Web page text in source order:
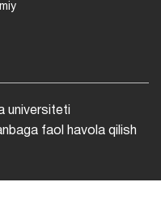
universiteti
faol havola qilish